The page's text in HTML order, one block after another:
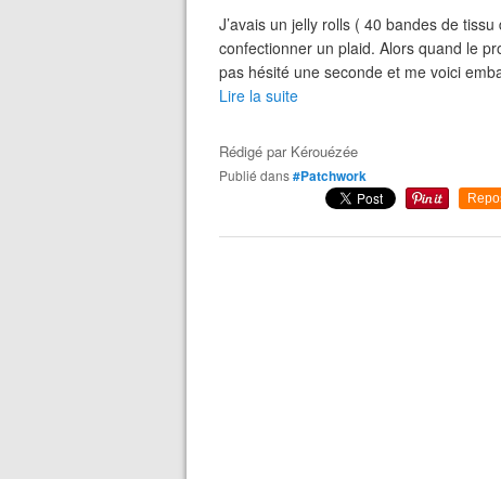
J’avais un jelly rolls ( 40 bandes de
confectionner un plaid. Alors quand le
pas hésité une seconde et me voici
Lire la suite
Rédigé par Kérouézée
Publié dans#Patchwork